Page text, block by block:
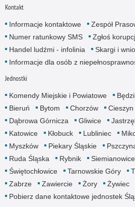
Kontakt
Informacje kontaktowe
Zespół
Numer ratunkowy SMS
Zgłoś
Handel ludźmi - infolinia
Skargi i
Informacje dla osób z
Jednostki
Komendy Miejskie i Powiatowe
Bieruń
Bytom Chorzów Cieszyn
Dąbrowa Górnicza
Gliwice
Katowice
Kłobuck Lubliniec
Myszków
Piekary Śląskie
Ruda Śląska
Rybnik
Świętochłowice
Tarnowskie Góry
Zabrze
Zawiercie Żory
Żywiec
Pobierz dane kontaktowe jednostek